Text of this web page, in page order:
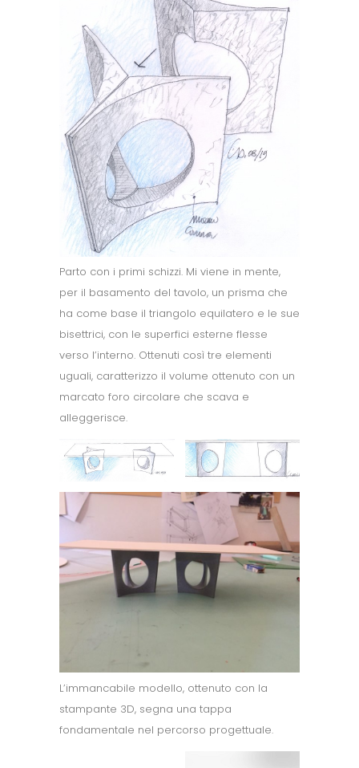
Parto con i primi schizzi. Mi viene in mente,
per il basamento del tavolo, un prisma che
ha come base il triangolo equilatero e le sue
bisettrici, con le superfici esterne flesse
verso l’interno. Ottenuti così tre elementi
uguali, caratterizzo il volume ottenuto con un
marcato foro circolare che scava e
alleggerisce.
L’immancabile modello, ottenuto con la
stampante 3D, segna una tappa
fondamentale nel percorso progettuale.